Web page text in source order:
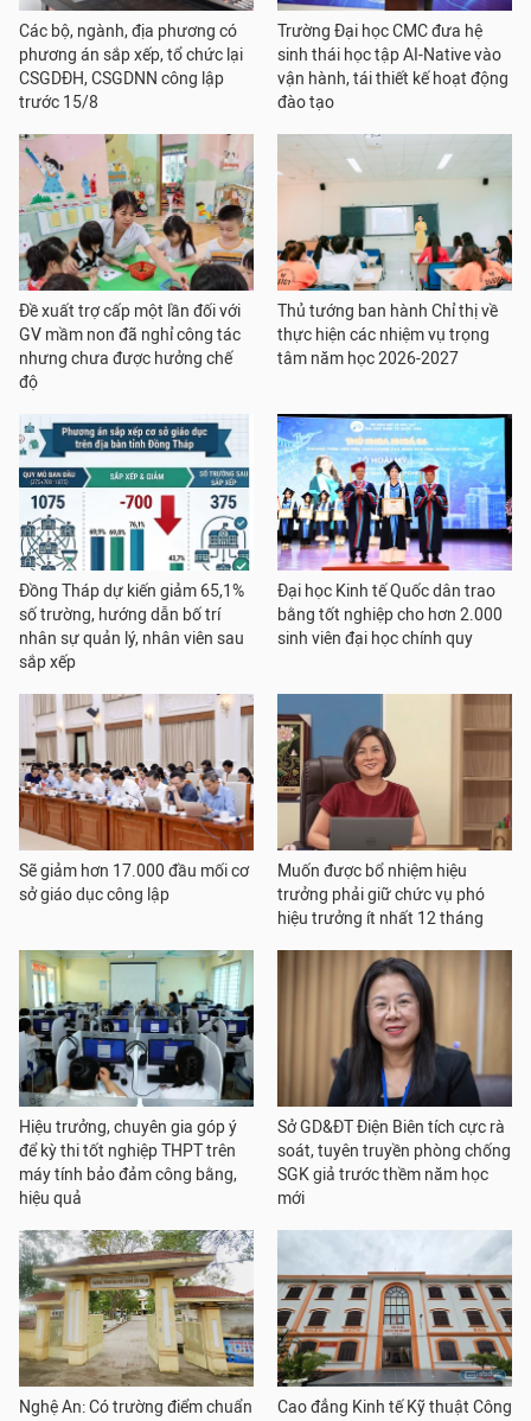
Các bộ, ngành, địa phương có
phương án sắp xếp, tổ chức lại
CSGDĐH, CSGDNN công lập
trước 15/8
Trường Đại học CMC đưa hệ
sinh thái học tập AI-Native vào
vận hành, tái thiết kế hoạt động
đào tạo
Đề xuất trợ cấp một lần đối với
GV mầm non đã nghỉ công tác
nhưng chưa được hưởng chế
độ
Thủ tướng ban hành Chỉ thị về
thực hiện các nhiệm vụ trọng
tâm năm học 2026-2027
Đồng Tháp dự kiến giảm 65,1%
số trường, hướng dẫn bố trí
nhân sự quản lý, nhân viên sau
sắp xếp
Đại học Kinh tế Quốc dân trao
bằng tốt nghiệp cho hơn 2.000
sinh viên đại học chính quy
Sẽ giảm hơn 17.000 đầu mối cơ
sở giáo dục công lập
Muốn được bổ nhiệm hiệu
trưởng phải giữ chức vụ phó
hiệu trưởng ít nhất 12 tháng
Hiệu trưởng, chuyên gia góp ý
để kỳ thi tốt nghiệp THPT trên
máy tính bảo đảm công bằng,
hiệu quả
Sở GD&ĐT Điện Biên tích cực rà
soát, tuyên truyền phòng chống
SGK giả trước thềm năm học
mới
Nghệ An: Có trường điểm chuẩn Cao đẳng Kinh tế Kỹ thuật Công